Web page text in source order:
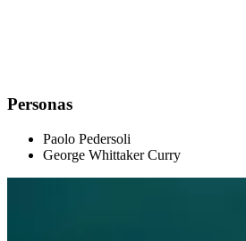
Personas
Paolo Pedersoli
George Whittaker Curry